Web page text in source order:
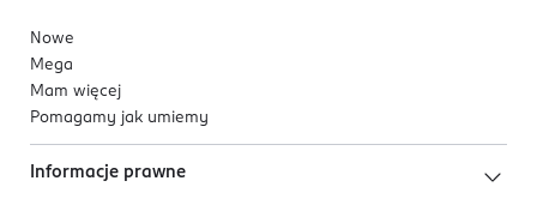
Nowe
Mega
Mam więcej
Pomagamy jak umiemy
Informacje prawne